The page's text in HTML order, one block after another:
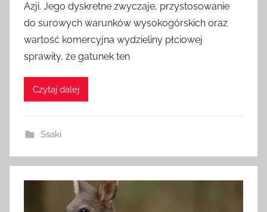
z
a
d
Azji. Jego dyskretne zwyczaje, przystosowanie
do surowych warunków wysokogórskich oraz
wartość komercyjna wydzieliny płciowej
sprawiły, że gatunek ten
Czytaj dalej
Ssaki